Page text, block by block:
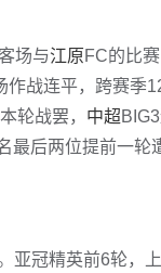
场与江原FC的比
战连平，跨赛季
轮战罢， 中超
最后两位提前一轮
亚冠精英前6轮，